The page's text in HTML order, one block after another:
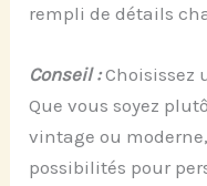
rempli de détails
Conseil :Choisissez
Que vous soyez
vintage ou
possibilités pour